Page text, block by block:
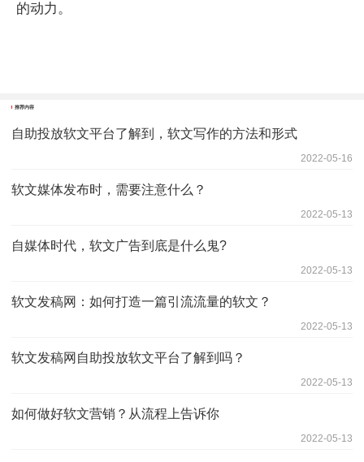
的动力。
推荐内容
自助投放软文平台了解到，软文写作的方法和形式
2022-05-16
软文媒体发布时，需要注意什么？
2022-05-13
自媒体时代，软文广告到底是什么鬼?
2022-05-13
软文发稿网：如何打造一篇引流流量的软文？
2022-05-13
软文发稿网自助投放软文平台了解到吗？
2022-05-13
如何做好软文营销？从流程上告诉你
2022-05-13